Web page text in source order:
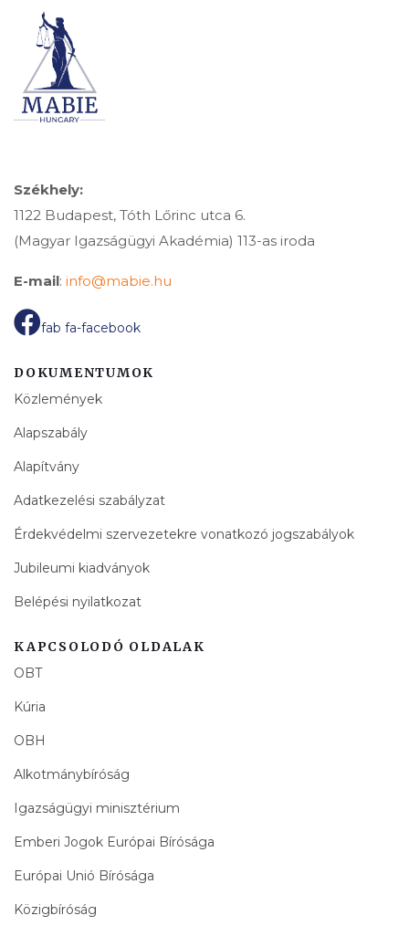
Székhely:
1122 Budapest, Tóth Lőrinc utca 6.
(Magyar Igazságügyi Akadémia) 113-as iroda
E-mail: info@mabie.hu
fab fa-facebook
DOKUMENTUMOK
Közlemények
Alapszabály
Alapítvány
Adatkezelési szabályzat
Érdekvédelmi szervezetekre vonatkozó jogszabályok
Jubileumi kiadványok
Belépési nyilatkozat
KAPCSOLODÓ OLDALAK
OBT
Kúria
OBH
Alkotmánybíróság
Igazságügyi minisztérium
Emberi Jogok Európai Bírósága
Európai Unió Bírósága
Közigbíróság